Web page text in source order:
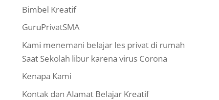
Bimbel Kreatif
GuruPrivatSMA
Kami menemani belajar les privat di rumah
Saat Sekolah libur karena virus Corona
Kenapa Kami
Kontak dan Alamat Belajar Kreatif